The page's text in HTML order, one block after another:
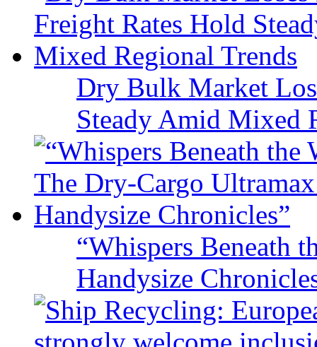
Dry Bulk Market
Steady Amid Mixed
“Whispers Beneath
Handysize